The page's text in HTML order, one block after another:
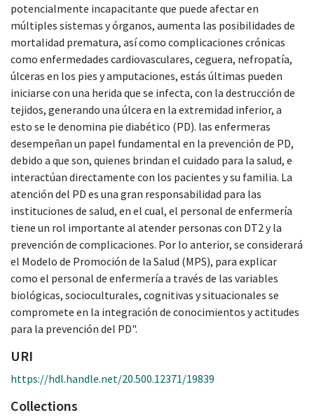
potencialmente incapacitante que puede afectar en
múltiples sistemas y órganos, aumenta las posibilidades de
mortalidad prematura, así como complicaciones crónicas
como enfermedades cardiovasculares, ceguera, nefropatía,
úlceras en los pies y amputaciones, estás últimas pueden
iniciarse con una herida que se infecta, con la destrucción de
tejidos, generando una úlcera en la extremidad inferior, a
esto se le denomina pie diabético (PD). las enfermeras
desempeñan un papel fundamental en la prevención de PD,
debido a que son, quienes brindan el cuidado para la salud, e
interactúan directamente con los pacientes y su familia. La
atención del PD es una gran responsabilidad para las
instituciones de salud, en el cual, el personal de enfermería
tiene un rol importante al atender personas con DT2 y la
prevención de complicaciones. Por lo anterior, se considerará
el Modelo de Promoción de la Salud (MPS), para explicar
como el personal de enfermería a través de las variables
biológicas, socioculturales, cognitivas y situacionales se
compromete en la integración de conocimientos y actitudes
para la prevención del PD".
URI
https://hdl.handle.net/20.500.12371/19839
Collections